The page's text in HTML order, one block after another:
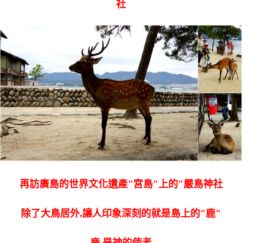
社
再訪廣島的世界文化遺產"宮島"上的"嚴島神社
除了大鳥居外,讓人印象深刻的就是島上的"鹿"